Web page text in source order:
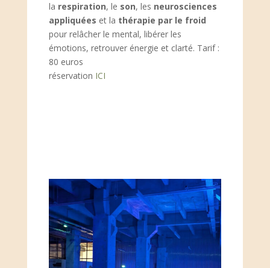
la respiration, le son, les neurosciences
appliquées et la thérapie par le froid
pour relâcher le mental, libérer les
émotions, retrouver énergie et clarté. Tarif :
80 euros
réservation ICI